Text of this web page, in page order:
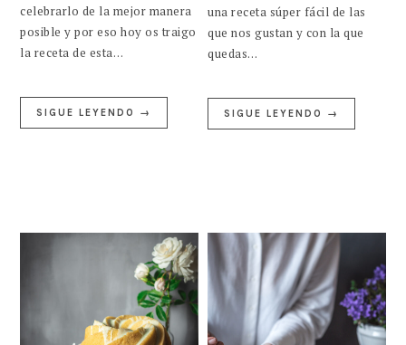
celebrarlo de la mejor manera
posible y por eso hoy os traigo
la receta de esta…
SIGUE LEYENDO →
una receta súper fácil de las
que nos gustan y con la que
quedas…
SIGUE LEYENDO →